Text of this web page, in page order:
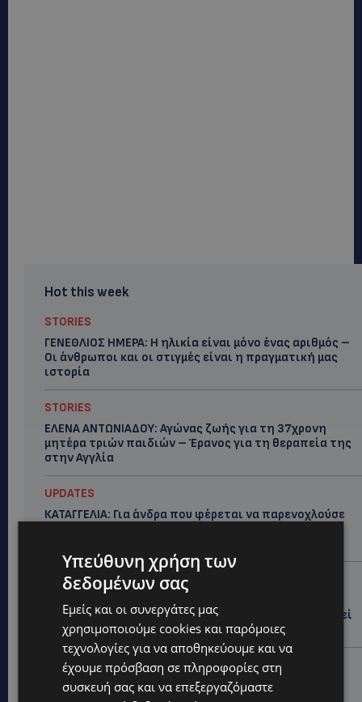
Hot this week
STORIES
ΓΕΝΕΘΛΙΟΣ ΗΜΕΡΑ: Η ηλικία είναι μόνο ένας αριθμός –
Οι άνθρωποι και οι στιγμές είναι η πραγματική μας
ιστορία
STORIES
ΕΛΕΝΑ ΑΝΤΩΝΙΑΔΟΥ: Αγώνας ζωής για τη 37χρονη
μητέρα τριών παιδιών – Έρανος για τη θεραπεία της
στην Αγγλία
UPDATES
ΚΑΤΑΓΓΕΛΙΑ: Για άνδρα που φέρεται να παρενοχλούσε
UPDATES
ΛΕΥΚΩΣΙΑ: Γιατί ένας 16χρονος φέρεται να έβαλε
φωτιά σε ιστορική μπυραρία – Η Αστυνομία αναζητεί
το κίνητρο
UPDATES
ΛΑΤΣΙΑ-ΓΕΡΙ: Στο επίκεντρο η δημιουργία δομών για
Υπεύθυνη χρήση των
δεδομένων σας
Εμείς και οι συνεργάτες μας
χρησιμοποιούμε cookies και παρόμοιες
τεχνολογίες για να αποθηκεύουμε και να
έχουμε πρόσβαση σε πληροφορίες στη
συσκευή σας και να επεξεργαζόμαστε